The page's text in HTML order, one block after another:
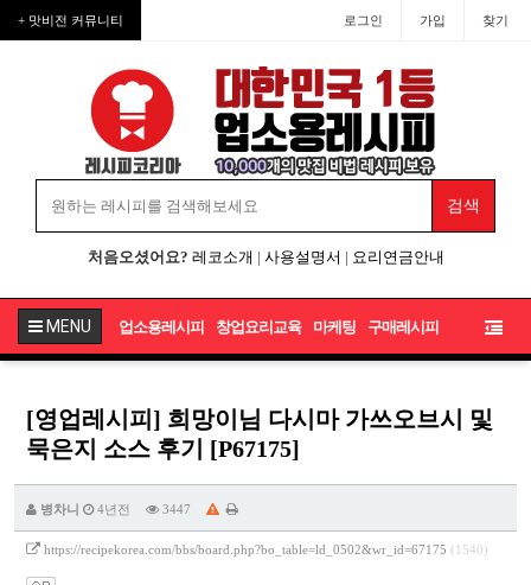
+ 맛비전 커뮤니티 로그인 가입 찾기
처음오셨어요? 레코소개 | 사용설명서 | 요리연금안내
MENU 업소용레시피 창업요리교육 마케팅 구매레시피
[영업레시피] 희망이님 다시마 가쓰오브시 및
묵은지 소스 후기 [P67175]
병차니 4년전 3447
https://recipekorea.com/bbs/board.php?bo_table=ld_0502&wr_id=67175 (1540)